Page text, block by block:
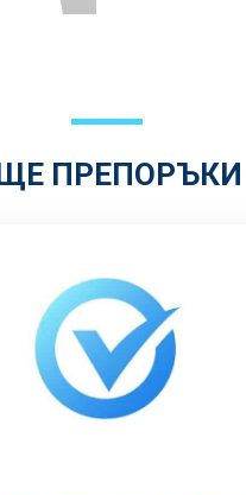
ПРЕПОРЪКИ